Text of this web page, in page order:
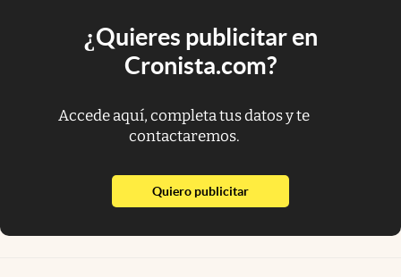
¿Quieres publicitar en
Cronista.com?
Accede aquí, completa tus datos y te
contactaremos.
Quiero publicitarabre en nueva pestaña